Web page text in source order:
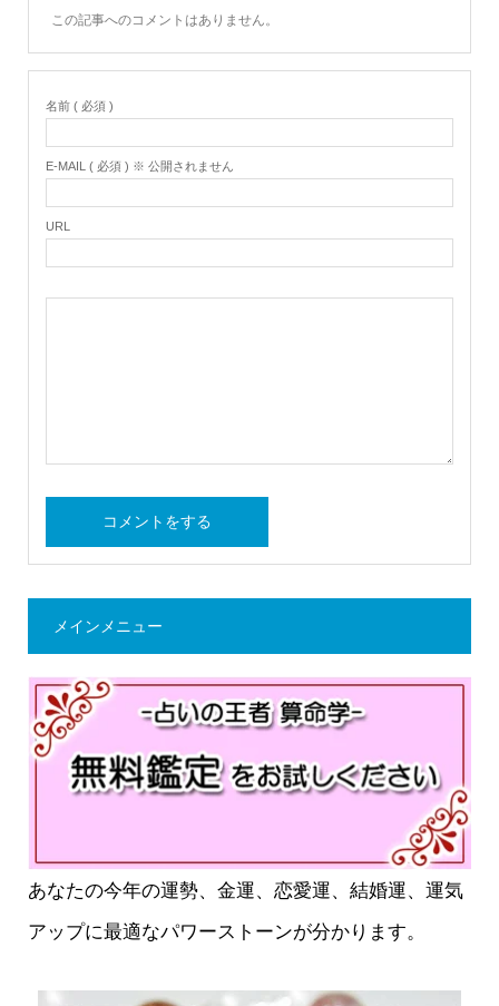
この記事へのコメントはありません。
名前 ( 必須 )
E-MAIL ( 必須 ) ※ 公開されません
URL
メインメニュー
あなたの今年の運勢、金運、恋愛運、結婚運、運気
アップに最適なパワーストーンが分かります。